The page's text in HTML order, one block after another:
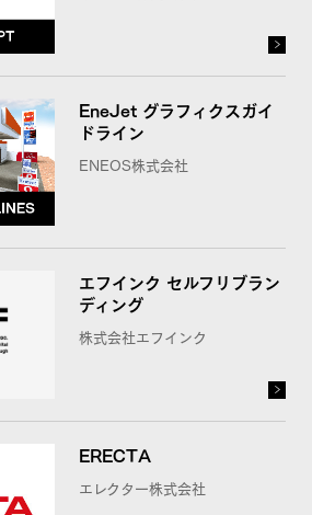
EneJet グラフィクスガイ
ドライン
ENEOS株式会社
エフインク セルフリブラン
ディング
株式会社エフインク
ERECTA
エレクター株式会社